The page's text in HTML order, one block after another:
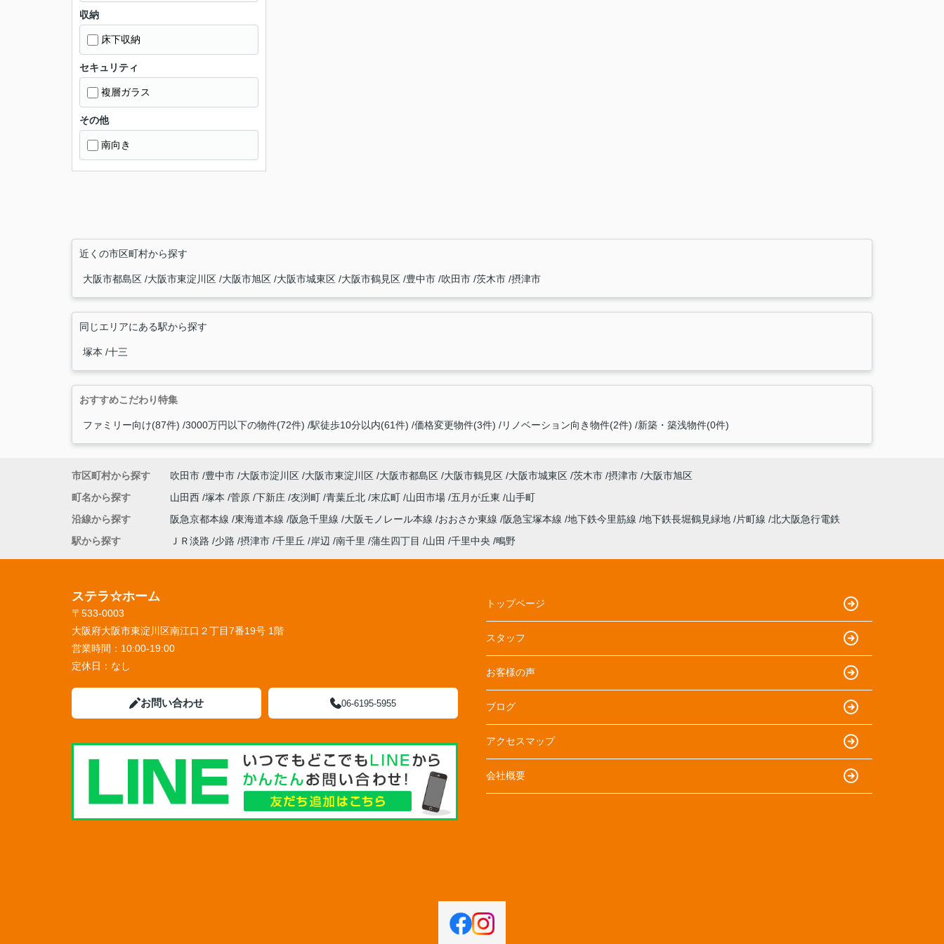
収納
床下収納
セキュリティ
複層ガラス
その他
南向き
近くの市区町村から探す
大阪市都島区 大阪市東淀川区 大阪市旭区 大阪市城東区 大阪市鶴見区 豊中市 吹田市 茨木市 摂津市
同じエリアにある駅から探す
塚本 十三
おすすめこだわり特集
ファミリー向け(87件) 3000万円以下の物件(72件) 駅徒歩10分以内(61件) 価格変更物件(3件) リノベーション向き物件(2件) 新築・築浅物件(0件)
市区町村から探す 吹田市 豊中市 大阪市淀川区 大阪市東淀川区 大阪市都島区 大阪市鶴見区 大阪市城東区 茨木市 摂津市 大阪市旭区
町名から探す
山田西 塚本 菅原 下新庄 友渕町 青葉丘北 末広町 山田市場 五月が丘東
山手町
沿線から探す
阪急京都本線 東海道本線 阪急千里線 大阪モノレール本線 おおさか東線 阪急宝塚本線 地下鉄今里筋線 地下鉄長堀鶴見緑地 片町線 北大阪急行電鉄
駅から探す
ＪＲ淡路 少路 摂津市 千里丘 岸辺 南千里 蒲生四丁目 山田 千里中央 鴫野
ステラ☆ホーム
〒533-0003
大阪府大阪市東淀川区南江口２丁目7番19号 1階
営業時間： 10:00-19:00
定休日： なし
お問い合わせ 06-6195-5955
トップページ
スタッフ
お客様の声
ブログ
アクセスマップ
会社概要